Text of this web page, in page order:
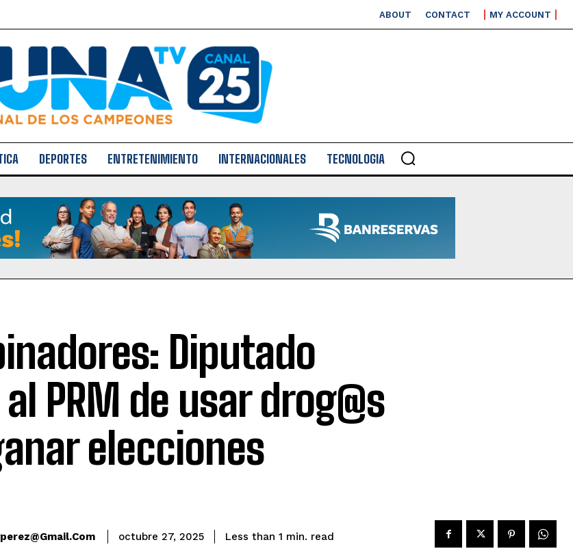
ABOUT CONTACT MY ACCOUNT
DEPORTES ENTRETENIMIENTO INTERNACIONALES TECNOLOGIA
Diputado
PRM de usar drog@s
elecciones
octubre 27, 2025 Less than 1 min. read